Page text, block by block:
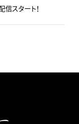
スタート！